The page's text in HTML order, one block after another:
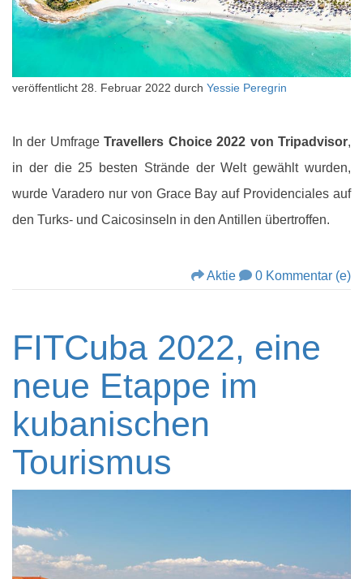
veröffentlicht 28. Februar 2022 durch Yessie Peregrin
In der UmfrageTravellers Choice 2022 von Tripadvisor,
in der die 25 besten Strände der Welt gewählt wurden,
wurde Varadero nur von Grace Bay auf Providenciales auf
den Turks- und Caicosinseln in den Antillen übertroffen.
Aktie 0 Kommentar (e)
FITCuba 2022, eine
neue Etappe im
kubanischen
Tourismus